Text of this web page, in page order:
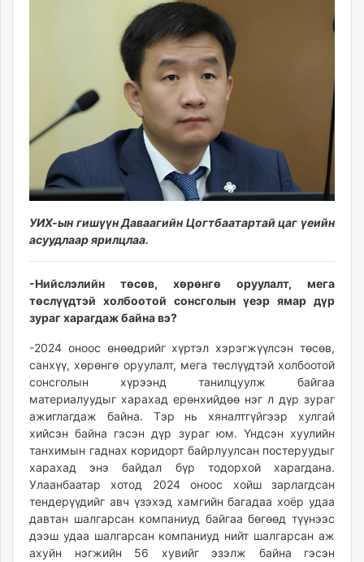
ergelt.mn
zarig.mn
today.mn
zuv.mn
mminfo.mn
urlag.mn
unen.mn
shudarga.mn
shuurhai.mn
isee.mn
mglradio.com
itoim.mn
tumen.mn
shuum.mn
times.mn
tvmongolia.mn
mass.mn
unegui.mn
assa.mn
УИХ-ын гишүүн Даваагийн Цогтбаатартай цаг үеийн
асуудлаар ярилцлаа.
-Нийслэлийн төсөв, хөрөнгө оруулалт, мега
төслүүдтэй холбоотой сонсголын үеэр ямар дүр
зураг харагдаж байна вэ?
-2024 оноос өнөөдрийг хүртэл хэрэгжүүлсэн төсөв,
санхүү, хөрөнгө оруулалт, мега төслүүдтэй холбоотой
сонсголын хүрээнд танилцуулж байгаа
материалуудыг харахад ерөнхийдөө нэг л дүр зураг
ажиглагдаж байна. Тэр нь хяналтгүйгээр хулгай
хийсэн байна гэсэн дүр зураг юм. Үндсэн хуулийн
танхимын гаднах коридорт байрлуулсан постеруудыг
харахад энэ байдал бүр тодорхой харагдана.
Улаанбаатар хотод 2024 оноос хойш зарлагдсан
тендерүүдийг авч үзэхэд хамгийн багадаа хоёр удаа
давтан шалгарсан компаниуд байгаа бөгөөд түүнээс
дээш удаа шалгарсан компаниуд нийт шалгарсан аж
ахуйн нэгжийн 56 хувийг эзэлж байна гэсэн